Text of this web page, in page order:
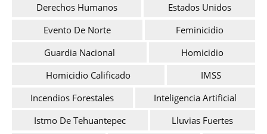
Derechos Humanos
Estados Unidos
Evento De Norte
Feminicidio
Guardia Nacional
Homicidio
Homicidio Calificado
IMSS
Incendios Forestales
Inteligencia Artificial
Istmo De Tehuantepec
Lluvias Fuertes